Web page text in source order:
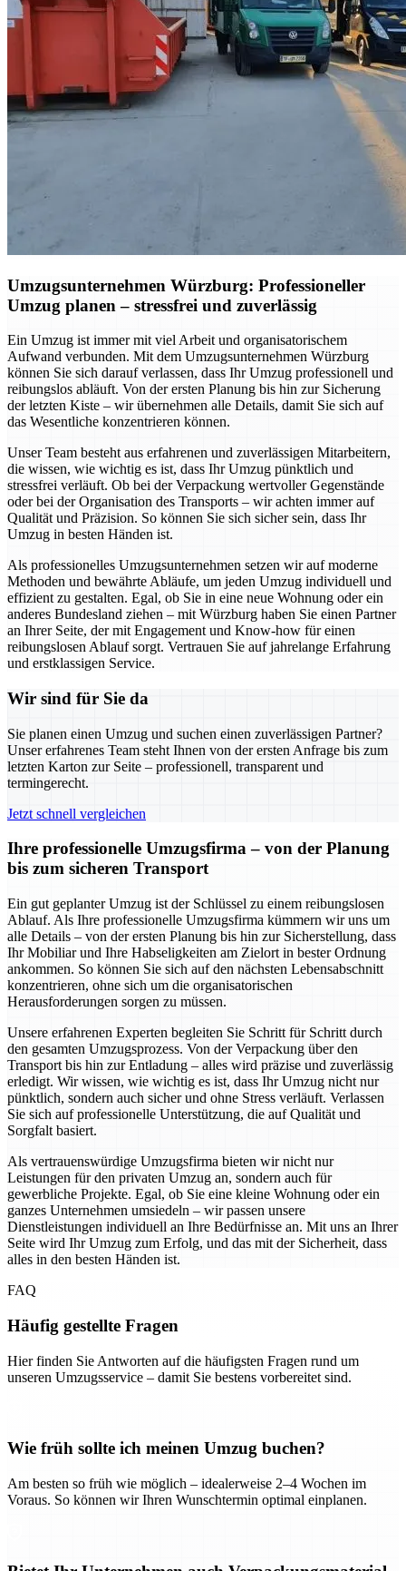
Umzugsunternehmen Würzburg: Professioneller
Umzug planen – stressfrei und zuverlässig
Ein Umzug ist immer mit viel Arbeit und organisatorischem
Aufwand verbunden. Mit dem Umzugsunternehmen Würzburg
können Sie sich darauf verlassen, dass Ihr Umzug professionell und
reibungslos abläuft. Von der ersten Planung bis hin zur Sicherung
der letzten Kiste – wir übernehmen alle Details, damit Sie sich auf
das Wesentliche konzentrieren können.
Unser Team besteht aus erfahrenen und zuverlässigen Mitarbeitern,
die wissen, wie wichtig es ist, dass Ihr Umzug pünktlich und
stressfrei verläuft. Ob bei der Verpackung wertvoller Gegenstände
oder bei der Organisation des Transports – wir achten immer auf
Qualität und Präzision. So können Sie sich sicher sein, dass Ihr
Umzug in besten Händen ist.
Als professionelles Umzugsunternehmen setzen wir auf moderne
Methoden und bewährte Abläufe, um jeden Umzug individuell und
effizient zu gestalten. Egal, ob Sie in eine neue Wohnung oder ein
anderes Bundesland ziehen – mit Würzburg haben Sie einen Partner
an Ihrer Seite, der mit Engagement und Know-how für einen
reibungslosen Ablauf sorgt. Vertrauen Sie auf jahrelange Erfahrung
und erstklassigen Service.
Wir sind für Sie da
Sie planen einen Umzug und suchen einen zuverlässigen Partner?
Unser erfahrenes Team steht Ihnen von der ersten Anfrage bis zum
letzten Karton zur Seite – professionell, transparent und
termingerecht.
Jetzt schnell vergleichen
Ihre professionelle Umzugsfirma – von der Planung
bis zum sicheren Transport
Ein gut geplanter Umzug ist der Schlüssel zu einem reibungslosen
Ablauf. Als Ihre professionelle Umzugsfirma kümmern wir uns um
alle Details – von der ersten Planung bis hin zur Sicherstellung, dass
Ihr Mobiliar und Ihre Habseligkeiten am Zielort in bester Ordnung
ankommen. So können Sie sich auf den nächsten Lebensabschnitt
konzentrieren, ohne sich um die organisatorischen
Herausforderungen sorgen zu müssen.
Unsere erfahrenen Experten begleiten Sie Schritt für Schritt durch
den gesamten Umzugsprozess. Von der Verpackung über den
Transport bis hin zur Entladung – alles wird präzise und zuverlässig
erledigt. Wir wissen, wie wichtig es ist, dass Ihr Umzug nicht nur
pünktlich, sondern auch sicher und ohne Stress verläuft. Verlassen
Sie sich auf professionelle Unterstützung, die auf Qualität und
Sorgfalt basiert.
Als vertrauenswürdige Umzugsfirma bieten wir nicht nur
Leistungen für den privaten Umzug an, sondern auch für
gewerbliche Projekte. Egal, ob Sie eine kleine Wohnung oder ein
ganzes Unternehmen umsiedeln – wir passen unsere
Dienstleistungen individuell an Ihre Bedürfnisse an. Mit uns an Ihrer
Seite wird Ihr Umzug zum Erfolg, und das mit der Sicherheit, dass
alles in den besten Händen ist.
FAQ
Häufig gestellte Fragen
Hier finden Sie Antworten auf die häufigsten Fragen rund um
unseren Umzugsservice – damit Sie bestens vorbereitet sind.
Wie früh sollte ich meinen Umzug buchen?
Am besten so früh wie möglich – idealerweise 2–4 Wochen im
Voraus. So können wir Ihren Wunschtermin optimal einplanen.